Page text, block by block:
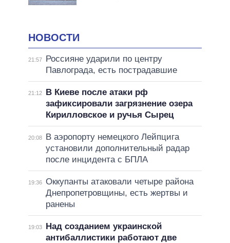
НОВОСТИ
21:57
Россияне ударили по центру
Павлограда, есть пострадавшие
21:12
В Киеве после атаки рф
зафиксировали загрязнение озера
Кирилловское и ручья Сырец
20:08
В аэропорту немецкого Лейпцига
установили дополнительный радар
после инцидента с БПЛА
19:36 Оккупанты атаковали четыре района
Днепропетровщины, есть жертвы и
ранены
19:03
Над созданием украинской
антибаллистики работают две